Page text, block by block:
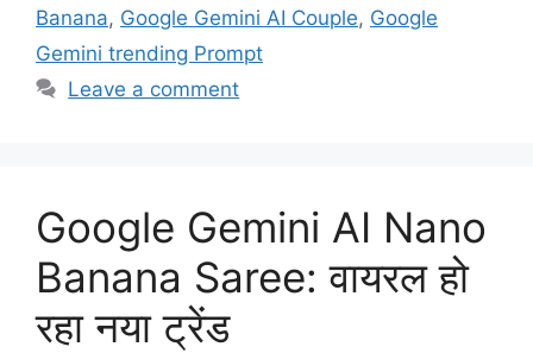
Banana, Google Gemini AI Couple, Google
Gemini trending Prompt
Leave a comment
Google Gemini AI Nano
Banana Saree: वायरल हो
रहा नया ट्रेंड